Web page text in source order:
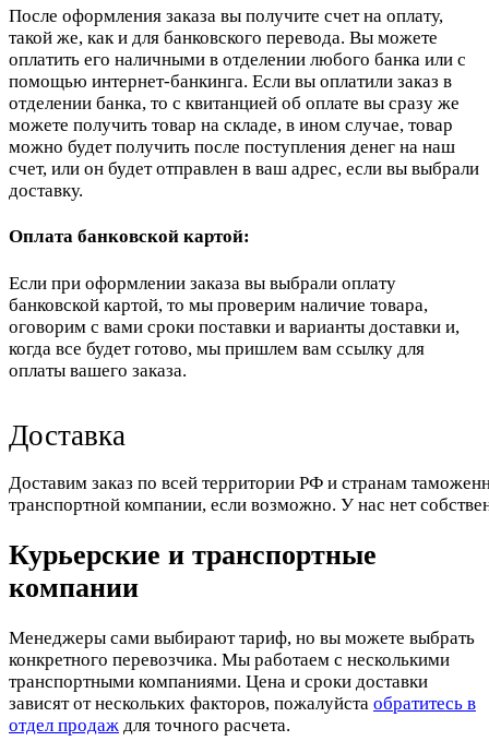
После оформления заказа вы получите счет на оплату,
такой же, как и для банковского перевода. Вы можете
оплатить его наличными в отделении любого банка или с
помощью интернет-банкинга. Если вы оплатили заказ в
отделении банка, то с квитанцией об оплате вы сразу же
можете получить товар на складе, в ином случае, товар
можно будет получить после поступления денег на наш
счет, или он будет отправлен в ваш адрес, если вы выбрали
доставку.
Оплата банковской картой:
Если при оформлении заказа вы выбрали оплату
банковской картой, то мы проверим наличие товара,
оговорим с вами сроки поставки и варианты доставки и,
когда все будет готово, мы пришлем вам ссылку для
оплаты вашего заказа.
Доставка
Доставим заказ по всей территории РФ и странам
транспортной компании, если возможно. У нас нет
Курьерские и транспортные
компании
Менеджеры сами выбирают тариф, но вы можете выбрать
конкретного перевозчика. Мы работаем с несколькими
транспортными компаниями. Цена и сроки доставки
зависят от нескольких факторов, пожалуйста обратитесь в
отдел продаж для точного расчета.